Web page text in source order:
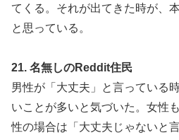
てくる。それが出てきた時が、
と思っている。
21. 名無しのReddit住民
男性が「大丈夫」と言っている
いことが多いと気づいた。女性
性の場合は「大丈夫じゃないと